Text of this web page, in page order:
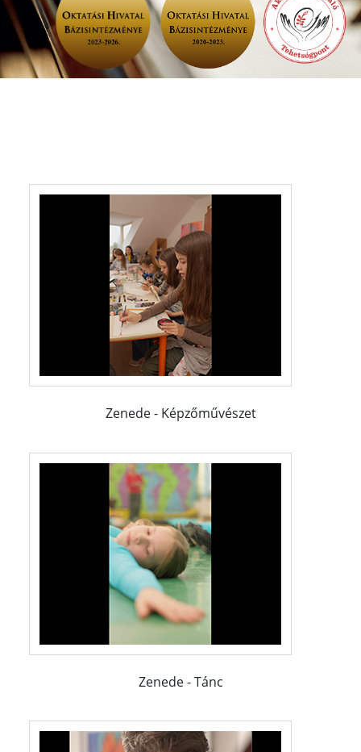
Zenede - Képzőművészet
Zenede - Tánc